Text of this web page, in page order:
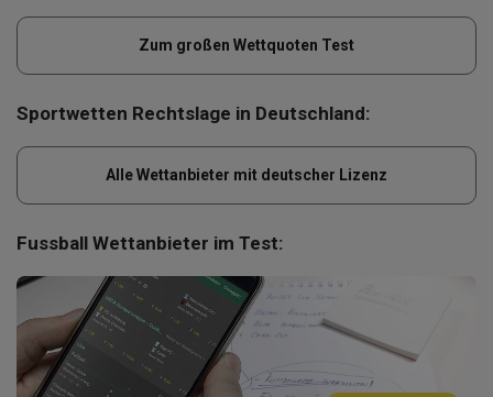
Zum großen Wettquoten Test
Sportwetten Rechtslage in Deutschland:
Alle Wettanbieter mit deutscher Lizenz
Fussball Wettanbieter im Test: